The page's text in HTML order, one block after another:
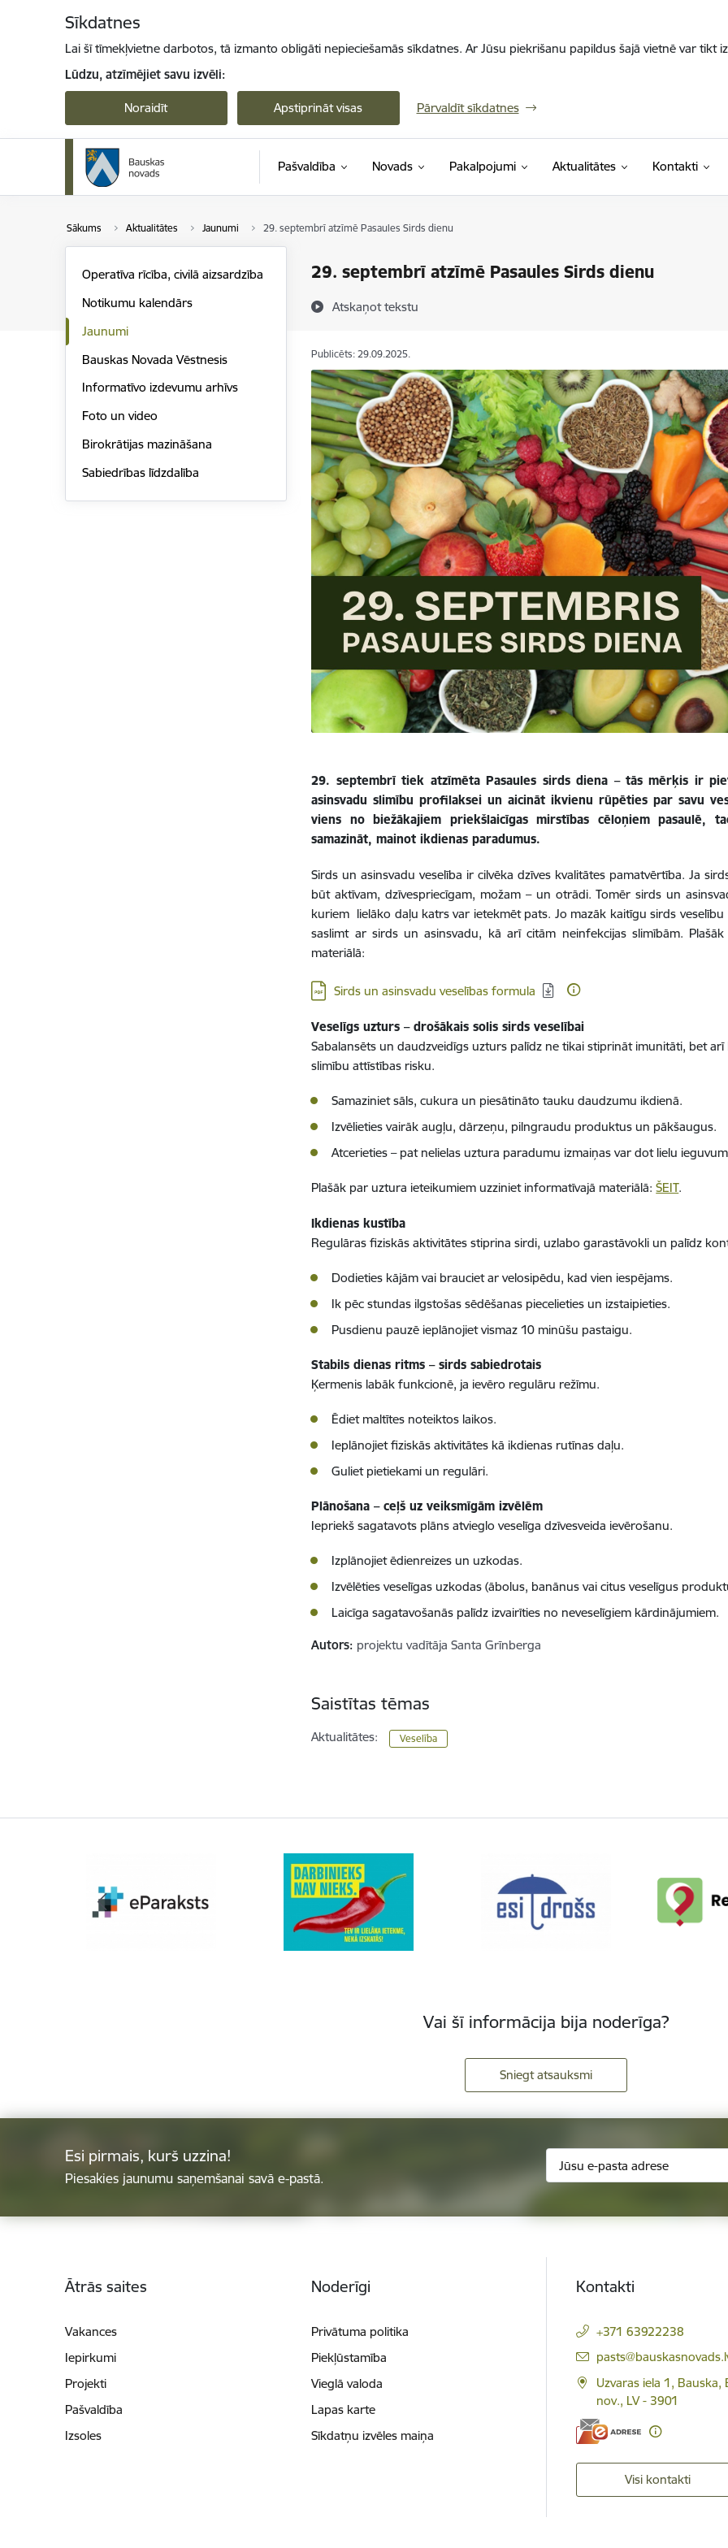
Sīkdatnes
Lai šī tīmekļvietne darbotos, tā izmanto obligāti nepieciešamās sīkdatnes. Ar Jūsu piekrišanu papildus šajā vietnē var tikt
Lūdzu, atzīmējiet savu izvēli:
Noraidīt Apstiprināt visas Pārvaldīt sīkdatnes
Pašvaldība Novads Pakalpojumi Aktualitātes Kontakti
Sākums Aktualitātes Jaunumi 29. septembrī atzīmē Pasaules Sirds dienu
29. septembrī atzīmē Pasaules Sirds dienu
Atskaņot tekstu
Operatīva rīcība, civilā aizsardzība
Notikumu kalendārs
Jaunumi
Bauskas Novada Vēstnesis
Informatīvo izdevumu arhīvs
Foto un video
Birokrātijas mazināšana
Sabiedrības līdzdalība
Publicēts: 29.09.2025.
29. septembrī tiek atzīmēta Pasaules sirds diena – tās mērķis ir
asinsvadu slimību profilaksei un aicināt ikvienu rūpēties par savu
viens no biežākajiem priekšlaicīgas mirstības cēloņiem pasaulē,
samazināt, mainot ikdienas paradumus.
Sirds un asinsvadu veselība ir cilvēka dzīves kvalitātes pamatvērtība. Ja
būt aktīvam, dzīvespriecīgam, možam – un otrādi. Tomēr sirds un
kuriem lielāko daļu katrs var ietekmēt pats. Jo mazāk kaitīgu sirds
saslimt ar sirds un asinsvadu, kā arī citām neinfekcijas slimībām.
materiālā:
Lejupielādēt:
Sirds un asinsvadu veselības formula
Veselīgs uzturs – drošākais solis sirds veselībai
Sabalansēts un daudzveidīgs uzturs palīdz ne tikai stiprināt imunitāti, bet
slimību attīstības risku.
Samaziniet sāls, cukura un piesātināto tauku daudzumu ikdienā.
Izvēlieties vairāk augļu, dārzeņu, pilngraudu produktus un pākšaugus.
Atcerieties – pat nelielas uztura paradumu izmaiņas var dot lielu
Plašāk par uztura ieteikumiem uzziniet informatīvajā materiālā:ŠEIT.
Ikdienas kustība
Regulāras fiziskās aktivitātes stiprina sirdi, uzlabo garastāvokli un palīdz
Dodieties kājām vai brauciet ar velosipēdu, kad vien iespējams.
Ik pēc stundas ilgstošas sēdēšanas piecelieties un izstaipieties.
Pusdienu pauzē ieplānojiet vismaz 10 minūšu pastaigu.
Stabils dienas ritms – sirds sabiedrotais
Ķermenis labāk funkcionē, ja ievēro regulāru režīmu.
Ēdiet maltītes noteiktos laikos.
Ieplānojiet fiziskās aktivitātes kā ikdienas rutīnas daļu.
Guliet pietiekami un regulāri.
Plānošana – ceļš uz veiksmīgām izvēlēm
Iepriekš sagatavots plāns atvieglo veselīga dzīvesveida ievērošanu.
Izplānojiet ēdienreizes un uzkodas.
Izvēlēties veselīgas uzkodas (ābolus, banānus vai citus veselīgus
Laicīga sagatavošanās palīdz izvairīties no neveselīgiem kārdinājumiem.
Autors: projektu vadītāja Santa Grīnberga
Saistītas tēmas
Aktualitātes: Veselība
Vai šī informācija bija noderīga?
Sniegt atsauksmi
Esi pirmais, kurš uzzina!
Piesakies jaunumu saņemšanai savā e-pastā.
Ātrās saites
Vakances
Iepirkumi
Projekti
Pašvaldība
Izsoles
Noderīgi
Privātuma politika
Piekļūstamība
Vieglā valoda
Lapas karte
Sīkdatņu izvēles maiņa
Kontakti
+371 63922238
E-pasts:
Uzvaras iela 1, Bauska,
nov., LV - 3901
Visi kontakti